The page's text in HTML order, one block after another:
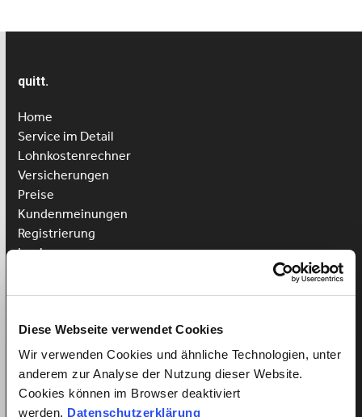
Diese Webseite verwendet Cookies
Wir verwenden Cookies und ähnliche Technologien, unter
anderem zur Analyse der Nutzung dieser Website.
Cookies können im Browser deaktiviert
werden. Datenschutzerklärung
quitt.
Home
Service im Detail
Lohnkostenrechner
Versicherungen
Preise
Kundenmeinungen
Registrierung
Login
Pflegehilfe anstellen
Vorteile für Arbeitnehmer
Arbeitnehmer Registrierung
Arbeitnehmer Login